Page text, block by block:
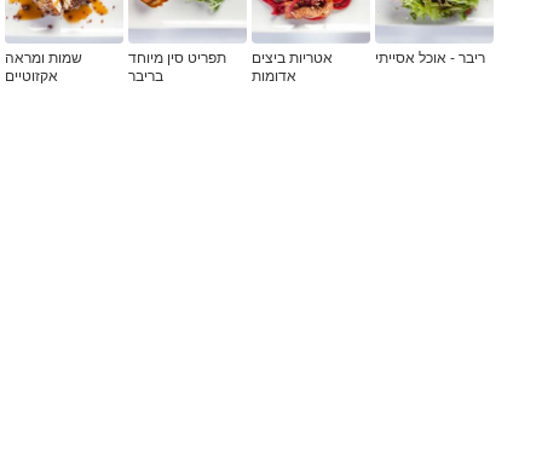
ריבר - אוכל אסייתי
אטריות ביצים
אדומות
תפריט סין מיוחד
בריבר
שמות ומראה
אקזוטיים